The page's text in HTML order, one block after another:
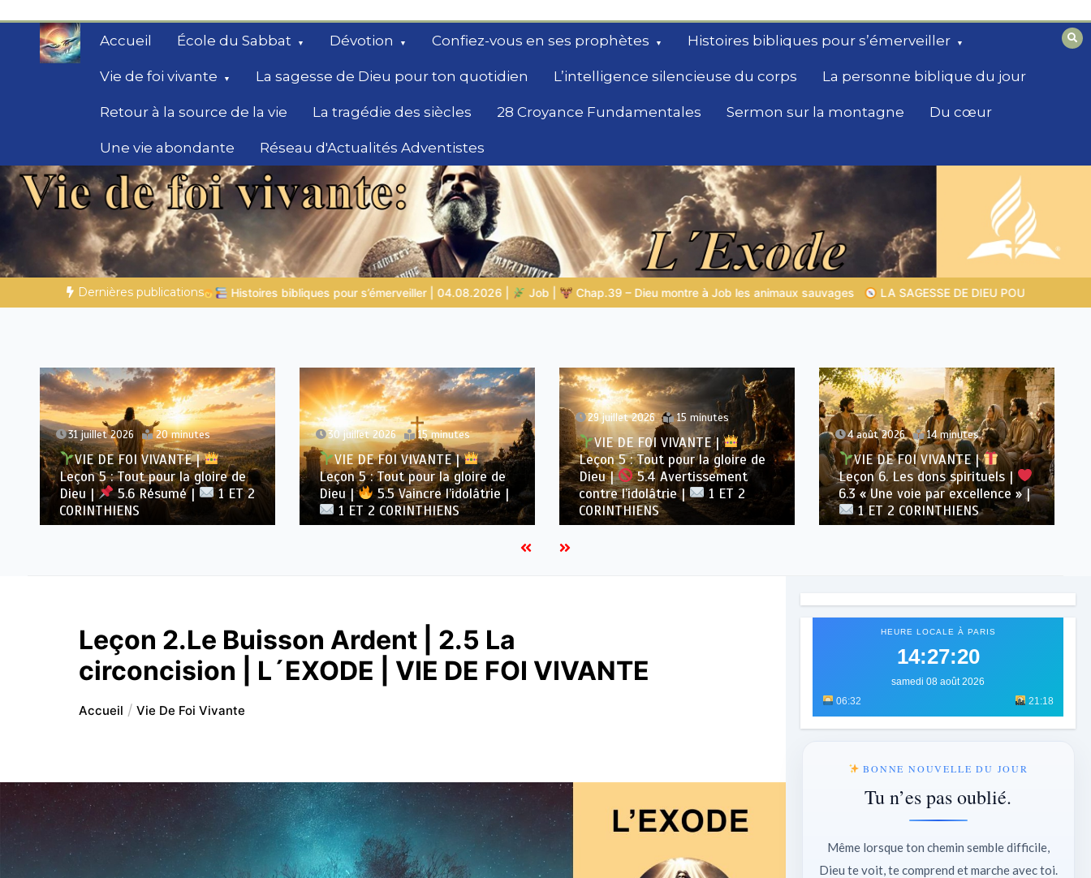
contenu
Accueil École du Sabbat Dévotion Confiez-vous en ses prophètes Histoires bibliques pour s’émerveiller
Vie de foi vivante La sagesse de Dieu pour ton quotidien L’intelligence silencieuse du corps La personne biblique du jour
Retour à la source de la vie La tragédie des siècles 28 Croyance Fundamentales Sermon sur la montagne Du cœur
Une vie abondante Réseau d'Actualités Adventistes
Secrets de la Bible
Des éclairages bibliques pour ceux qui cherchent un
chemin
Dernières publications
pour s’émerveiller | 04.08.2026 | Job | Chap.39 – Dieu montre à Job les animaux sauvages LA SAGESSE DE DIEU POUR TON QUOTIDIEN | Thème 1 : La crainte du Seigneur |
31 juillet 2026 20 minutes
VIE DE FOI VIVANTE |
Leçon 5 : Tout pour la gloire de
Dieu |
5.6 Résumé |
1 ET 2
CORINTHIENS
30 juillet 2026 15 minutes
VIE DE FOI VIVANTE |
Leçon 5 : Tout pour la gloire de
Dieu |
5.5 Vaincre l’idolâtrie |
1 ET 2 CORINTHIENS
29 juillet 2026 15 minutes
VIE DE FOI VIVANTE |
Leçon 5 : Tout pour la gloire de
Dieu |
5.4 Avertissement
contre l’idolâtrie |
1 ET 2
CORINTHIENS
4 août 2026 14 minutes
VIE DE FOI VIVANTE |
Leçon 6. Les dons spirituels |
6.3 « Une voie par excellence » |
1 ET 2 CORINTHIENS
Leçon 2.Le Buisson Ardent | 2.5 La
circoncision | L´EXODE | VIE DE FOI VIVANTE
Accueil Vie De Foi Vivante
HEURE LOCALE À PARIS
14:27:22
samedi 08 août 2026
06:32
21:18
BONNE NOUVELLE DU JOUR
Tu n’es pas oublié.
Même lorsque ton chemin semble difficile,
Dieu te voit, te comprend et marche avec toi.